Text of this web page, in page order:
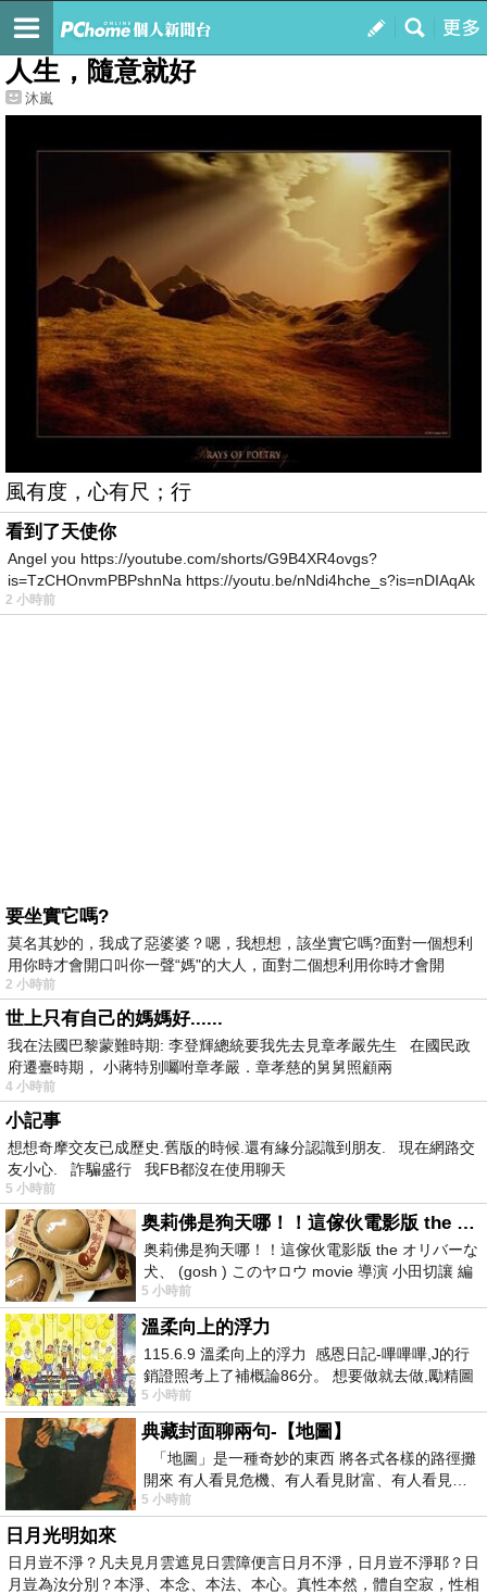
我的
最新文章
人生，隨意就好
沐嵐
風有度，心有尺；行
看到了天使你
Angel you https://youtube.com/shorts/G9B4XR4ovgs?
is=TzCHOnvmPBPshnNa https://youtu.be/nNdi4hche_s?is=nDIAqAk
2 小時前
要坐實它嗎?
莫名其妙的，我成了惡婆婆？嗯，我想想，該坐實它嗎?面對一個想利
用你時才會開口叫你一聲“媽"的大人，面對二個想利用你時才會開
2 小時前
世上只有自己的媽媽好......
我在法國巴黎蒙難時期: 李登輝總統要我先去見章孝嚴先生 在國民政
府遷臺時期， 小蔣特別囑咐章孝嚴．章孝慈的舅舅照顧兩
4 小時前
小記事
想想奇摩交友已成歷史.舊版的時候.還有緣分認識到朋友. 現在網路交
友小心. 詐騙盛行 我FB都沒在使用聊天
5 小時前
奥莉佛是狗天哪！！這傢伙電影版 the オリバーな犬、 (gosh ) このヤロウ movie
奥莉佛是狗天哪！！這傢伙電影版 the オリバーな
犬、 (gosh ) このヤロウ movie 導演 小田切讓 編
劇: 小田切讓 主演: 小田切讓
5 小時前
溫柔向上的浮力
115.6.9 溫柔向上的浮力 感恩日記-嗶嗶嗶,J的行
銷證照考上了補概論86分。 想要做就去做,勵精圖
治大成功,也是表法,堅持和努力
5 小時前
典藏封面聊兩句-【地圖】
「地圖」是一種奇妙的東西 將各式各樣的路徑攤
開來 有人看見危機、有人看見財富、有人看見…
從中可以發掘出不同的
5 小時前
日月光明如來
日月豈不淨？凡夫見月雲遮見日雲障便言日月不淨，日月豈不淨耶？日
月豈為汝分別？本淨、本念、本法、本心。真性本然，體自空寂，性相